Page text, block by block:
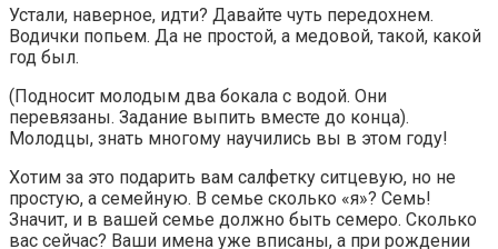
Устали, наверное, идти? Давайте чуть передохнем.
Водички попьем. Да не простой, а медовой, такой, какой
год был.
(Подносит молодым два бокала с водой. Они
перевязаны. Задание выпить вместе до конца).
Молодцы, знать многому научились вы в этом году!
Хотим за это подарить вам салфетку ситцевую, но не
простую, а семейную. В семье сколько «я»? Семь!
Значит, и в вашей семье должно быть семеро. Сколько
вас сейчас? Ваши имена уже вписаны, а при рождении